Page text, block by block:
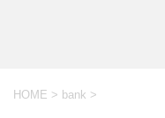
HOME > bank >